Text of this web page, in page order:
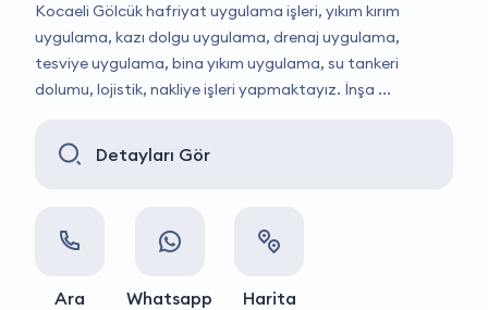
Kocaeli Gölcük hafriyat uygulama işleri, yıkım kırım
uygulama, kazı dolgu uygulama, drenaj uygulama,
tesviye uygulama, bina yıkım uygulama, su tankeri
dolumu, lojistik, nakliye işleri yapmaktayız. İnşa ...
Detayları Gör
Ara Whatsapp Harita